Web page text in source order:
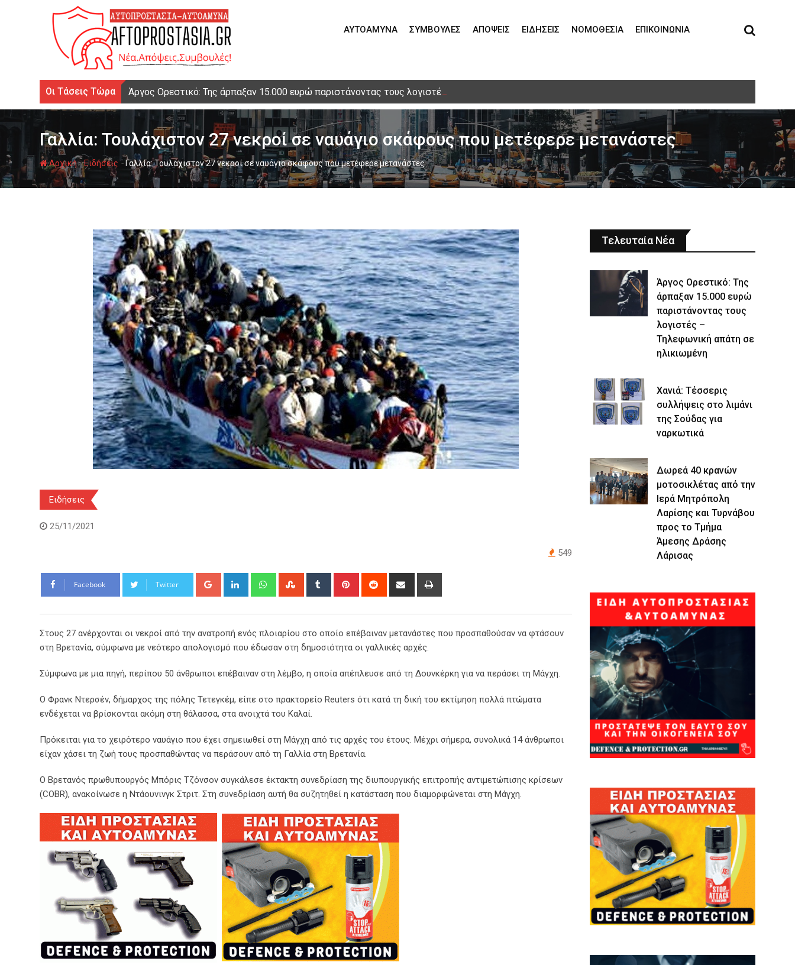
ΑΥΤΟΆΜΥΝΑ
ΣΥΜΒΟΥΛΈΣ ΑΠΌΨΕΙΣ ΕΙΔΉΣΕΙΣ ΝΟΜΟΘΕΣΊΑ ΕΠΙΚΟΙΝΩΝΊΑ
Οι Τάσεις Τώρα Άργος Ορεστικό: Της άρπαξαν 15.000 ευρώ παριστάνοντας τους λογιστές – Τηλεφωνική απάτη σε ηλικιωμένη
Γαλλία: Τουλάχιστον 27 νεκροί σε ναυάγιο σκάφους που μετέφερε μετανάστες
Αρχική-Ειδήσεις- Γαλλία: Τουλάχιστον 27 νεκροί σε ναυάγιο σκάφους που μετέφερε μετανάστες
Ειδήσεις
25/11/2021
549
Facebook Twitter Google+ LinkedIn WhatsappStumbleUpon
Tumblr Pinterest Reddit
Share
Στους 27 ανέρχονται οι νεκροί από την ανατροπή ενός πλοιαρίου στο οποίο επέβαιναν μετανάστες που προσπαθούσαν να φτάσουν
στη Βρετανία, σύμφωνα με νεότερο απολογισμό που έδωσαν στη δημοσιότητα οι γαλλικές αρχές.
Σύμφωνα με μια πηγή, περίπου 50 άνθρωποι επέβαιναν στη λέμβο, η οποία απέπλευσε από τη Δουνκέρκη για να περάσει τη Μάγχη.
Ο Φρανκ Ντερσέν, δήμαρχος της πόλης Τετεγκέμ, είπε στο πρακτορείο Reuters ότι κατά τη δική του εκτίμηση πολλά πτώματα
ενδέχεται να βρίσκονται ακόμη στη θάλασσα, στα ανοιχτά του Καλαί.
Πρόκειται για το χειρότερο ναυάγιο που έχει σημειωθεί στη Μάγχη από τις αρχές του έτους. Μέχρι σήμερα, συνολικά 14 άνθρωποι
είχαν χάσει τη ζωή τους προσπαθώντας να περάσουν από τη Γαλλία στη Βρετανία.
Ο Βρετανός πρωθυπουργός Μπόρις Τζόνσον συγκάλεσε έκτακτη συνεδρίαση της διυπουργικής επιτροπής αντιμετώπισης κρίσεων
(COBR), ανακοίνωσε η Ντάουνινγκ Στριτ. Στη συνεδρίαση αυτή θα συζητηθεί η κατάσταση που διαμορφώνεται στη Μάγχη.
Τελευταία Νέα
Άργος Ορεστικό: Της
άρπαξαν 15.000 ευρώ
παριστάνοντας τους
λογιστές –
Τηλεφωνική απάτη σε
ηλικιωμένη
Χανιά: Τέσσερις
συλλήψεις στο λιμάνι
της Σούδας για
ναρκωτικά
Δωρεά 40 κρανών
μοτοσικλέτας από την
Ιερά Μητρόπολη
Λαρίσης και Τυρνάβου
προς το Τμήμα
Άμεσης Δράσης
Λάρισας